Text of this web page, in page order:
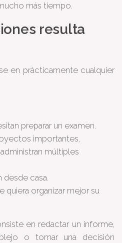
más tiempo.
resulta
en prácticamente cualquier
preparar un examen.
importantes.
múltiples
desde casa.
quiera organizar mejor su
en redactar un informe,
o tomar una decisión